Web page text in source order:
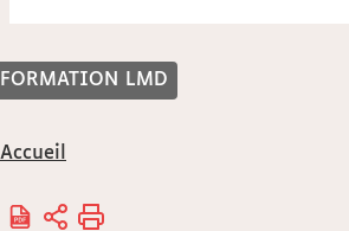
FORMATION LMD
Vous
ici :
Accueil